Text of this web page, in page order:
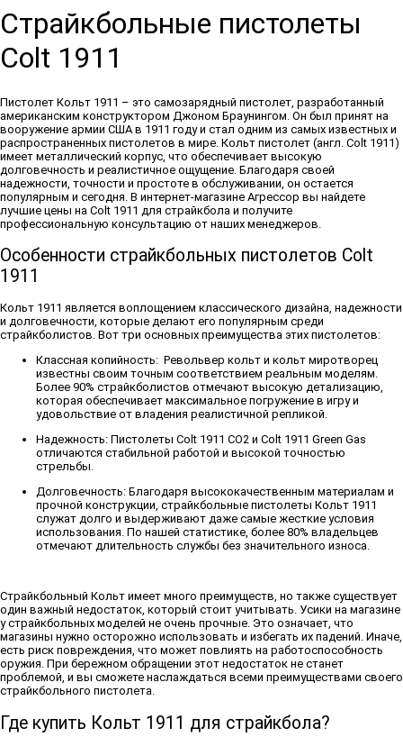
Страйкбольные пистолеты
Colt 1911
Пистолет Кольт 1911 – это самозарядный пистолет, разработанный
американским конструктором Джоном Браунингом. Он был принят на
вооружение армии США в 1911 году и стал одним из самых известных и
распространенных пистолетов в мире. Кольт пистолет (англ. Colt 1911)
имеет металлический корпус, что обеспечивает высокую
долговечность и реалистичное ощущение. Благодаря своей
надежности, точности и простоте в обслуживании, он остается
популярным и сегодня. В интернет-магазине Агрессор вы найдете
лучшие цены на Colt 1911 для страйкбола и получите
профессиональную консультацию от наших менеджеров.
Особенности страйкбольных пистолетов Colt
1911
Кольт 1911 является воплощением классического дизайна, надежности
и долговечности, которые делают его популярным среди
страйкболистов. Вот три основных преимущества этих пистолетов:
Классная копийность: Револьвер кольт и кольт миротворец
известны своим точным соответствием реальным моделям.
Более 90% страйкболистов отмечают высокую детализацию,
которая обеспечивает максимальное погружение в игру и
удовольствие от владения реалистичной репликой.
Надежность: Пистолеты Colt 1911 CO2 и Colt 1911 Green Gas
отличаются стабильной работой и высокой точностью
стрельбы.
Долговечность: Благодаря высококачественным материалам и
прочной конструкции, страйкбольные пистолеты Кольт 1911
служат долго и выдерживают даже самые жесткие условия
использования. По нашей статистике, более 80% владельцев
отмечают длительность службы без значительного износа.
Страйкбольный Кольт имеет много преимуществ, но также существует
один важный недостаток, который стоит учитывать. Усики на магазине
у страйкбольных моделей не очень прочные. Это означает, что
магазины нужно осторожно использовать и избегать их падений. Иначе,
есть риск повреждения, что может повлиять на работоспособность
оружия. При бережном обращении этот недостаток не станет
проблемой, и вы сможете наслаждаться всеми преимуществами своего
страйкбольного пистолета.
Где купить Кольт 1911 для страйкбола?